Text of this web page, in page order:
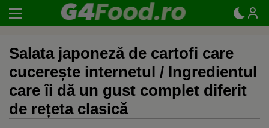
Salata japoneză de cartofi care
cucerește internetul / Ingredientul
care îi dă un gust complet diferit
de rețeta clasică